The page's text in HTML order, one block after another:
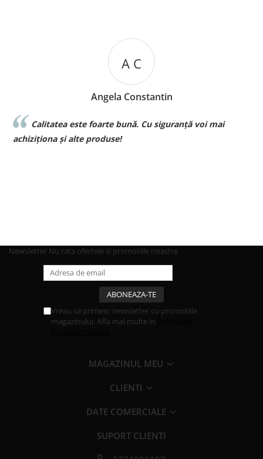
A C
Angela Constantin
Calitatea este foarte bună. Cu siguranță voi mai
achiziționa și alte produse!
Newsletter Nu rata ofertele si promotiile noastre
Vreau sa primesc newsletter cu promotiile
magazinului. Afla mai multe in
MAGAZINUL MEU
CLIENTI
DATE COMERCIALE
SUPORT CLIENTI